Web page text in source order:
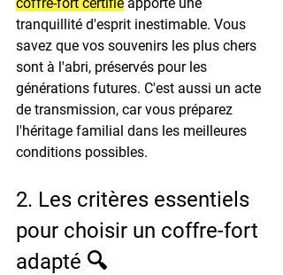
tranquillité d'esprit inestimable. Vous
savez que vos souvenirs les plus chers
sont à l'abri, préservés pour les
générations futures. C'est aussi un acte
de transmission, car vous préparez
l'héritage familial dans les meilleures
conditions possibles.
2. Les critères essentiels
pour choisir un coffre-fort
adapté 🔍